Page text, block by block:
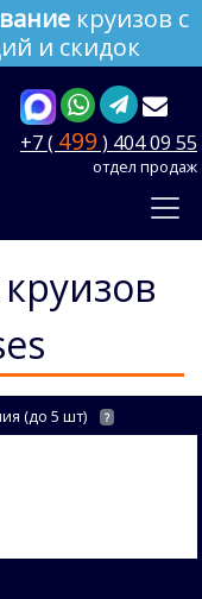
круизов с
и скидок
+7 ( 499 ) 404 09 55
отдел продаж
(до 5 шт) ?